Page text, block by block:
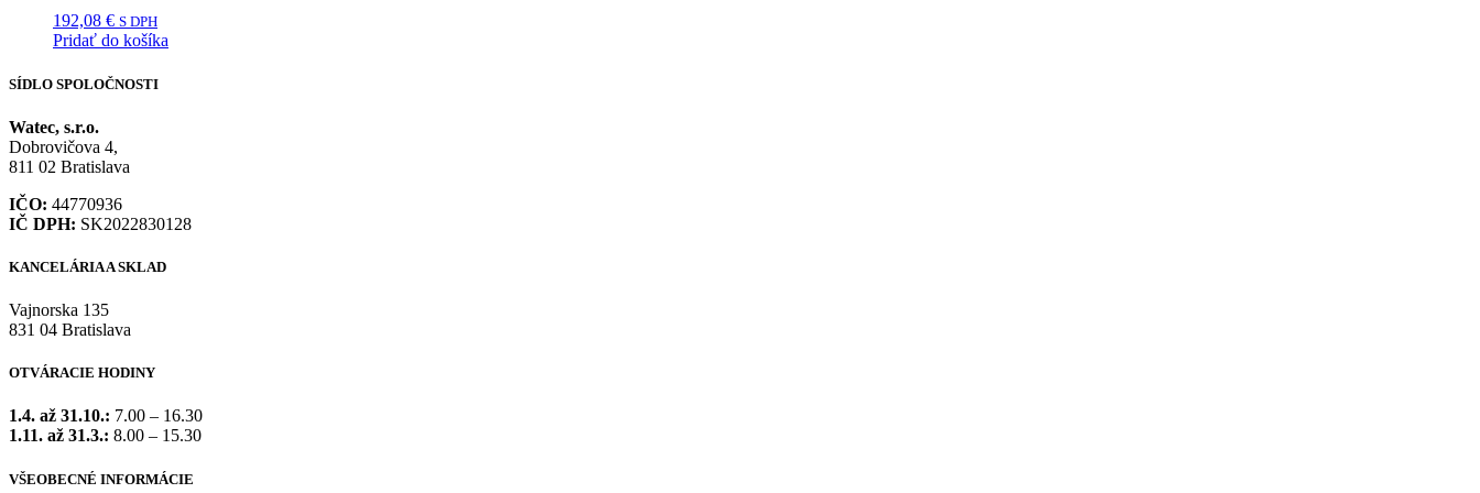
192,08 € S DPH
Pridať do košíka
SÍDLO SPOLOČNOSTI
Watec, s.r.o.
Dobrovičova 4,
811 02 Bratislava
IČO: 44770936
IČ DPH: SK2022830128
KANCELÁRIA A SKLAD
Vajnorska 135
831 04 Bratislava
OTVÁRACIE HODINY
1.4. až 31.10.: 7.00 – 16.30
1.11. až 31.3.: 8.00 – 15.30
VŠEOBECNÉ INFORMÁCIE